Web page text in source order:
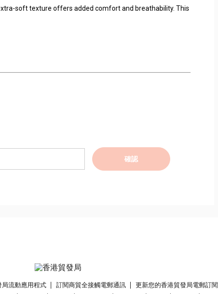
soft texture offers added comfort and breathability. This
確認
局流動應用程式 訂閱商貿全接觸電郵通訊 更新您的香港貿發局電郵訂閱